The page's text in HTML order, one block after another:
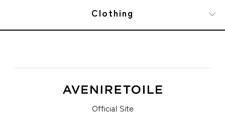
Clothing
Official Site